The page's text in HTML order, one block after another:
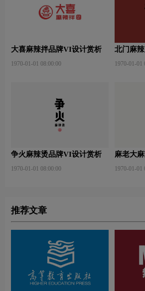
大喜麻辣拌品牌VI设计赏析
1970-01-01 08:00:00
北门麻
1970-01-01
争火麻辣烫品牌VI设计赏析
1970-01-01 08:00:00
麻老大
1970-01-01
推荐文章